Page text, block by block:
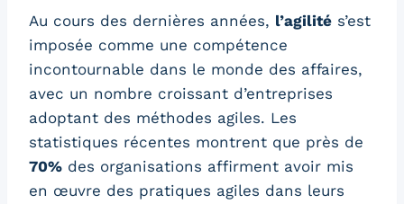
Au cours des dernières années, l’agilité s’est
imposée comme une compétence
incontournable dans le monde des affaires,
avec un nombre croissant d’entreprises
adoptant des méthodes agiles. Les
statistiques récentes montrent que près de
70% des organisations affirment avoir mis
en œuvre des pratiques agiles dans leurs